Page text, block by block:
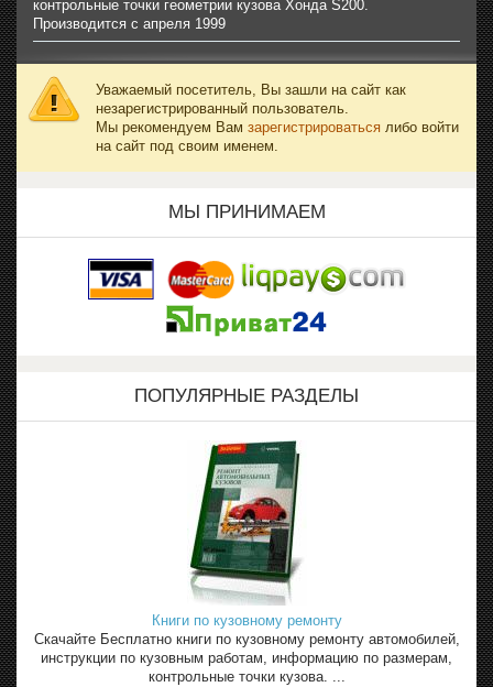
контрольные точки геометрии кузова Хонда S200.
Производится с апреля 1999
Уважаемый посетитель, Вы зашли на сайт как
незарегистрированный пользователь.
Мы рекомендуем Вам зарегистрироваться либо войти
на сайт под своим именем.
МЫ ПРИНИМАЕМ
ПОПУЛЯРНЫЕ РАЗДЕЛЫ
Книги по кузовному ремонту
Скачайте Бесплатно книги по кузовному ремонту автомобилей,
инструкции по кузовным работам, информацию по размерам,
контрольные точки кузова. ...